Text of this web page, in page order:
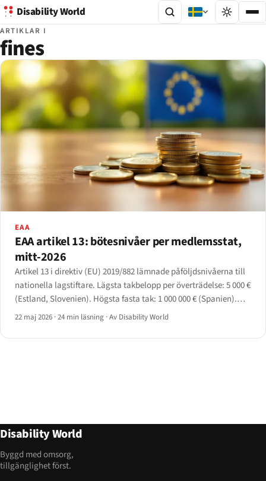
Disability World
ARTIKLAR I
fines
EAA
EAA artikel 13: bötesnivåer per medlemsstat,
mitt-2026
Artikel 13 i direktiv (EU) 2019/882 lämnade påföljdsnivåerna till
nationella lagstiftare. Lägsta takbelopp per överträdelse: 5 000 €
(Estland, Slovenien). Högsta fasta tak: 1 000 000 € (Spanien).
Italien knyter sitt övre skikt till 5 % av årsomsättningen.
22 maj 2026 ·24 min läsning ·Av Disability World
Disability World
Byggd med omsorg,
tillgänglighet först.